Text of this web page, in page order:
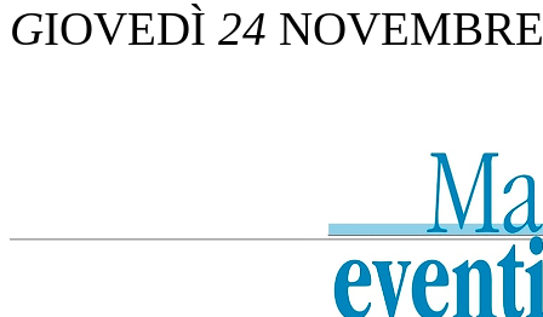
GIOVEDÌ 24